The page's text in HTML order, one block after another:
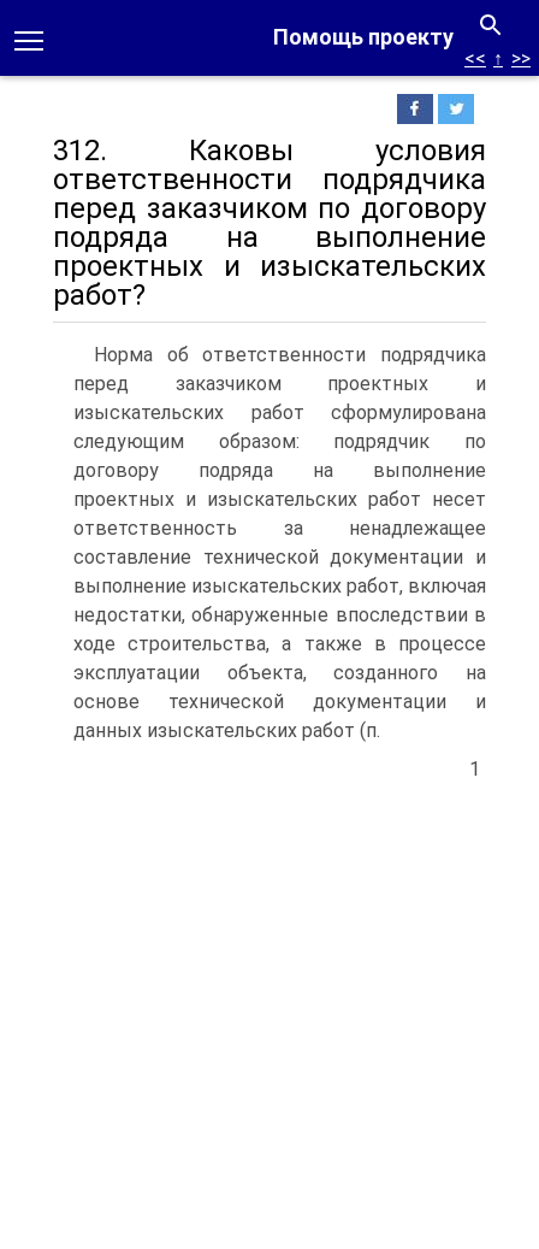
Помощь проекту
<< ↑ >>
312. Каковы условия
ответственности подрядчика
перед заказчиком по договору
подряда на выполнение
проектных и изыскательских
работ?
Норма об ответственности подрядчика
перед заказчиком проектных и
изыскательских работ сформулирована
следующим образом: подрядчик по
договору подряда на выполнение
проектных и изыскательских работ несет
ответственность за ненадлежащее
составление технической документации и
выполнение изыскательских работ, включая
недостатки, обнаруженные впоследствии в
ходе строительства, а также в процессе
эксплуатации объекта, созданного на
основе технической документации и
данных изыскательских работ (п.
1